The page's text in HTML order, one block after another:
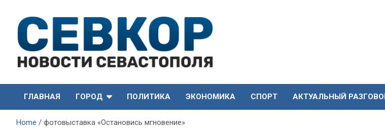
content
СевКор — Новости
Севастополя
Севастополя
ГЛАВНАЯ
ГОРОД ПОЛИТИКА ЭКОНОМИКА СПОРТ АКТУАЛЬНЫЙ
Home фотовыставка «Остановись мгновение»